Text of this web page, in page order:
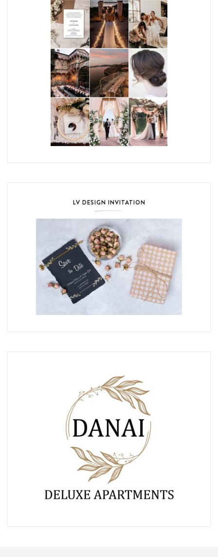
LV DESIGN INVITATION